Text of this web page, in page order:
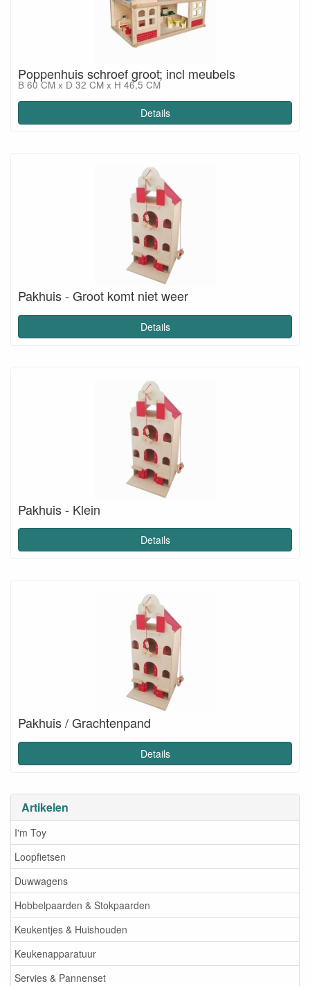
Artikelen
I'm Toy
Loopfietsen
Duwwagens
Hobbelpaarden & Stokpaarden
Keukentjes & Huishouden
Keukenapparatuur
Servies & Pannenset
Poppenhuis schroef groot; incl meubels
B 60 CM x D 32 CM x H 46,5 CM
Details
Pakhuis - Groot komt niet weer
Details
Pakhuis - Klein
Details
Pakhuis / Grachtenpand
Details